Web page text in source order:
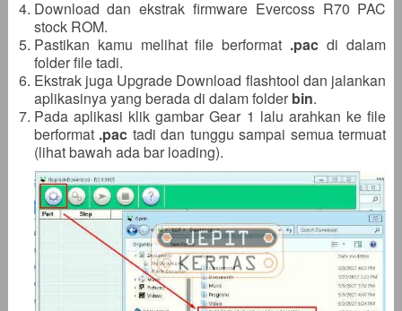
Download dan ekstrak firmware Evercoss R70 PAC
stock ROM.
Pastikan kamu melihat file berformat .pacdi dalam
folder file tadi.
Ekstrak juga Upgrade Download flashtool dan jalankan
aplikasinya yang berada di dalam folder bin.
Pada aplikasi klik gambar Gear 1 lalu arahkan ke file
berformat .pac tadi dan tunggu sampai semua termuat
(lihat bawah ada bar loading).